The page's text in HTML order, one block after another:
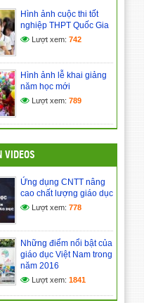
Hình ảnh lễ khai giảng năm
học mới
(24/03/2017)
Kế hoạch đổi mới giáo dục
nâng cao chất lượng dạy và
học
(24/03/2017)
Hình ảnh cuộc thi tốt
nghiệp THPT Quốc Gia
Lượt xem: 742
Hình ảnh lễ khai giảng
năm học mới
Lượt xem: 789
VIDEOS
Ứng dụng CNTT nâng
cao chất lượng giáo dục
Lượt xem: 778
Những điểm nổi bật của
giáo dục Việt Nam trong
năm 2016
Lượt xem: 1841